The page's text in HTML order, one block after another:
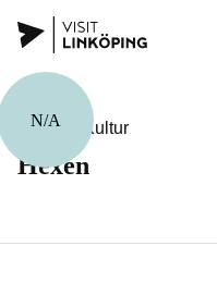
N/A
Kunst & Kultur
Hexen